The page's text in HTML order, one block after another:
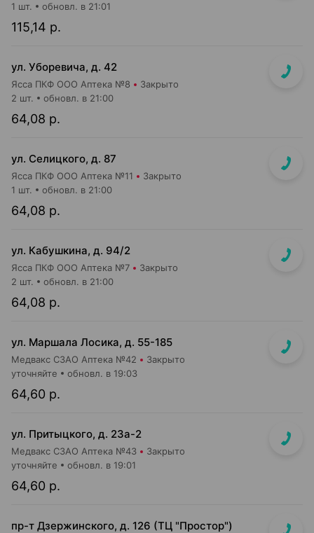
115,14 р.
1 шт. обновл. в 21:01
ул. Уборевича, д. 42
Ясса ПКФ ООО Аптека №8 Закрыто
64,08 р.
2 шт. обновл. в 21:00
ул. Селицкого, д. 87
Ясса ПКФ ООО Аптека №11 Закрыто
64,08 р.
1 шт. обновл. в 21:00
ул. Кабушкина, д. 94/2
Ясса ПКФ ООО Аптека №7 Закрыто
64,08 р.
2 шт. обновл. в 21:00
ул. Маршала Лосика, д. 55-185
Медвакс СЗАО Аптека №42 Закрыто
64,60 р.
уточняйте обновл. в 19:03
ул. Притыцкого, д. 23а-2
Медвакс СЗАО Аптека №43 Закрыто
64,60 р.
уточняйте обновл. в 19:01
пр-т Дзержинского, д. 126 (ТЦ "Простор")